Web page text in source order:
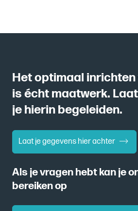
Het optimaal inrichten
is écht maatwerk.
je hierin begeleiden.
Laat je gegevens hier achter
Als je vragen hebt kan je
bereiken op